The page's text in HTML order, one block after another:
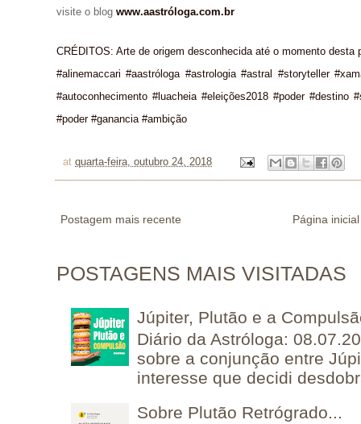
visite o blog www.aastróloga.com.br
CRÉDITOS: Arte de origem desconhecida até o momento desta
#alinemaccari #aastróloga #astrologia #astral #storyteller
#autoconhecimento #luacheia #eleições2018 #poder #destino
#poder #ganancia #ambição
at quarta-feira, outubro 24, 2018
Postagem mais recente Página inicial
POSTAGENS MAIS VISITADAS
Júpiter, Plutão e a
Diário da Astróloga:
sobre a conjunção entre
interesse que decidi
Sobre Plutão Retrógrado...